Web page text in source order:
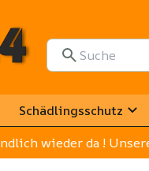
Schädlingsschutz
wieder da !